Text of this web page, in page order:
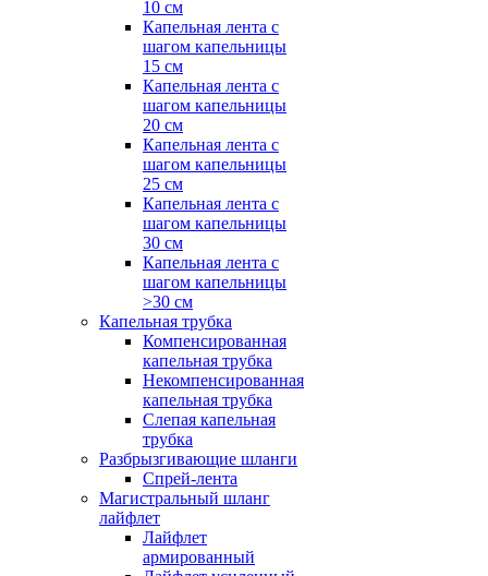
10 см
Капельная лента с
шагом капельницы
15 см
Капельная лента с
шагом капельницы
20 см
Капельная лента с
шагом капельницы
25 см
Капельная лента с
шагом капельницы
30 см
Капельная лента с
шагом капельницы
>30 см
Капельная трубка
Компенсированная
капельная трубка
Некомпенсированная
капельная трубка
Слепая капельная
трубка
Разбрызгивающие шланги
Спрей-лента
Магистральный шланг
лайфлет
Лайфлет
армированный